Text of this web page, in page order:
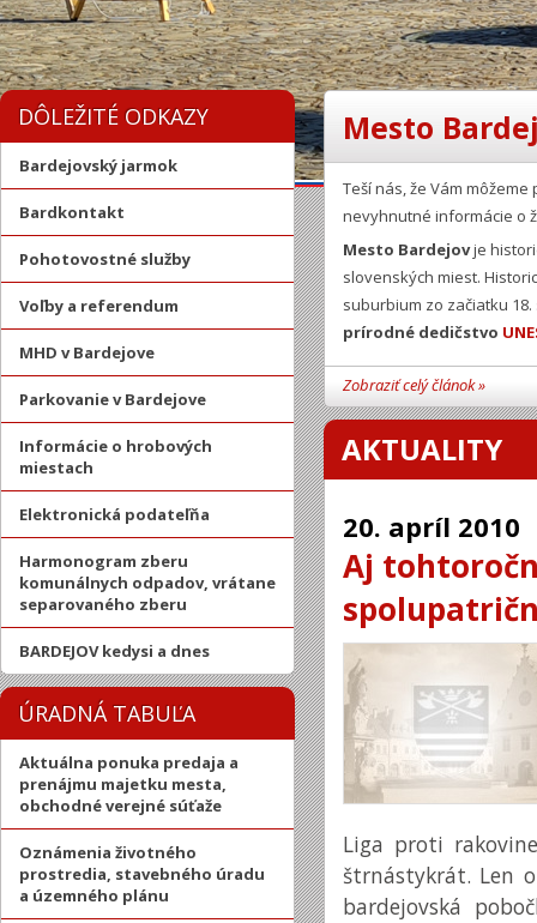
DÔLEŽITÉ ODKAZY
Bardejovský jarmok
Bardkontakt
Pohotovostné služby
Voľby a referendum
MHD v Bardejove
Parkovanie v Bardejove
Informácie o hrobových
miestach
Elektronická podateľňa
Harmonogram zberu
komunálnych odpadov, vrátane
separovaného zberu
BARDEJOV kedysi a dnes
ÚRADNÁ TABUĽA
Aktuálna ponuka predaja a
prenájmu majetku mesta,
obchodné verejné súťaže
Oznámenia životného
prostredia, stavebného úradu
a územného plánu
Mesto
Teší nás, že Vám
nevyhnutné informácie o
Mesto Bardejovje
slovenských miest.
suburbium zo začiatku
prírodné dedičstvo
Zobraziť celý článok »
AKTUALITY
20. apríl 2010
Aj
Liga proti
štrnástykrát. Len
bardejovská